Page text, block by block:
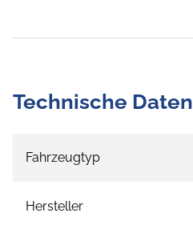
Technische Daten
Fahrzeugtyp
Hersteller